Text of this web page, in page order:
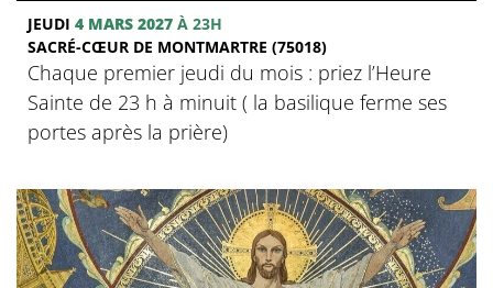
JEUDI 4 MARS 2027 À 23H
SACRÉ-CŒUR DE MONTMARTRE (75018)
Chaque premier jeudi du mois : priez l’Heure
Sainte de 23 h à minuit ( la basilique ferme ses
portes après la prière)